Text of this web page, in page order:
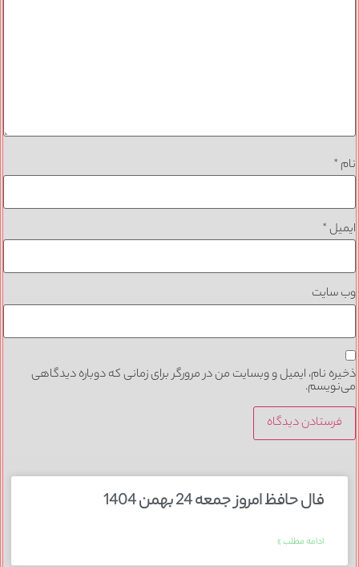
نام *
ایمیل*
وب‌ سایت
ذخیره نام، ایمیل و وبسایت من در مرورگر برای زمانی که دوباره دیدگاهی
می‌نویسم.
فال حافظ امروز جمعه 24 بهمن 1404
ادامه مطلب »